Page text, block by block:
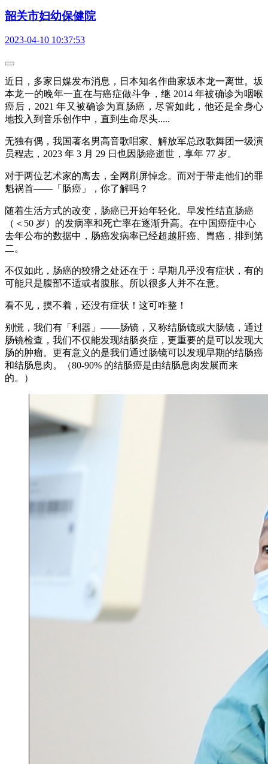
韶关市妇幼保健院
2023-04-10 10:37:53
近日，多家日媒发布消息，日本知名作曲家坂本龙一离世。坂
本龙一的晚年一直在与癌症做斗争，继 2014 年被确诊为咽喉
癌后，2021 年又被确诊为直肠癌，尽管如此，他还是全身心
地投入到音乐创作中，直到生命尽头.....
无独有偶，我国著名男高音歌唱家、解放军总政歌舞团一级演
员程志，2023 年 3 月 29 日也因肠癌逝世，享年 77 岁。
对于两位艺术家的离去，全网刷屏悼念。而对于带走他们的罪
魁祸首——「肠癌」，你了解吗？
随着生活方式的改变，肠癌已开始年轻化。早发性结直肠癌
（＜50 岁）的发病率和死亡率在逐渐升高。在中国癌症中心
去年公布的数据中，肠癌发病率已经超越肝癌、胃癌，排到第
二。
不仅如此，肠癌的狡猾之处还在于：早期几乎没有症状，有的
可能只是腹部不适或者腹胀。所以很多人并不在意。
看不见，摸不着，还没有症状！这可咋整！
别慌，我们有「利器」——肠镜，又称结肠镜或大肠镜，通过
肠镜检查，我们不仅能发现结肠炎症，更重要的是可以发现大
肠的肿瘤。更有意义的是我们通过肠镜可以发现早期的结肠癌
和结肠息肉。（80-90% 的结肠癌是由结肠息肉发展而来
的。）